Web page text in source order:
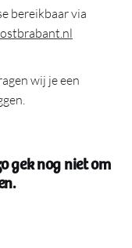
bereikbaar via
wij je een
gek nog niet om
.